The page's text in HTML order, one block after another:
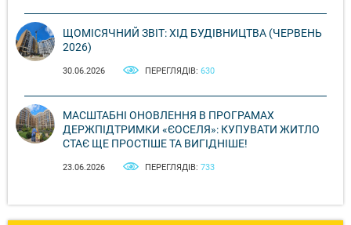
ЩОМІСЯЧНИЙ ЗВІТ: ХІД БУДІВНИЦТВА (ЧЕРВЕНЬ
2026)
30.06.2026 ПЕРЕГЛЯДІВ: 630
МАСШТАБНІ ОНОВЛЕННЯ В ПРОГРАМАХ
ДЕРЖПІДТРИМКИ «ЄОСЕЛЯ»: КУПУВАТИ ЖИТЛО
СТАЄ ЩЕ ПРОСТІШЕ ТА ВИГІДНІШЕ!
23.06.2026 ПЕРЕГЛЯДІВ: 733